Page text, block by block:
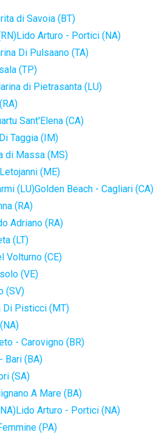
di Savoia (BT)
Lido Arturo - Portici (NA)
Di Pulsaano (TA)
(TP)
di Pietrasanta (LU)
Sant'Elena (CA)
Taggia (IM)
di Massa (MS)
(ME)
(LU)Golden Beach - Cagliari (CA)
(RA)
Adriano (RA)
(LT)
Volturno (CE)
(VE)
(SV)
Di Pisticci (MT)
- Carovigno (BR)
Bari (BA)
(SA)
A Mare (BA)
Lido Arturo - Portici (NA)
(PA)